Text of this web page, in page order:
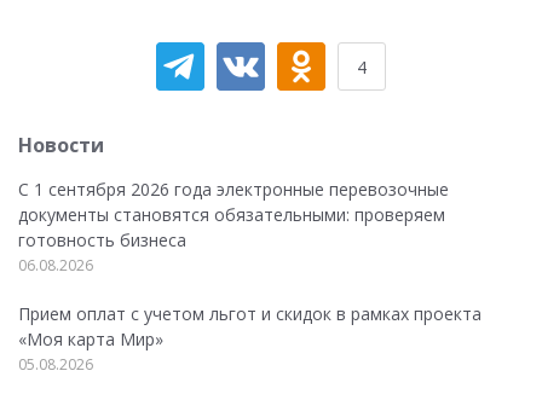
4
Новости
С 1 сентября 2026 года электронные перевозочные
документы становятся обязательными: проверяем
готовность бизнеса
06.08.2026
Прием оплат с учетом льгот и скидок в рамках проекта
«Моя карта Мир»
05.08.2026